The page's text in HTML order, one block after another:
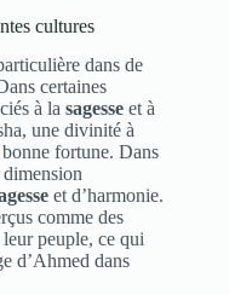
cultures
dans de
certaines
à la sagesse et à
une divinité à
fortune. Dans
dimension
et d’harmonie.
comme des
peuple, ce qui
d’Ahmed dans